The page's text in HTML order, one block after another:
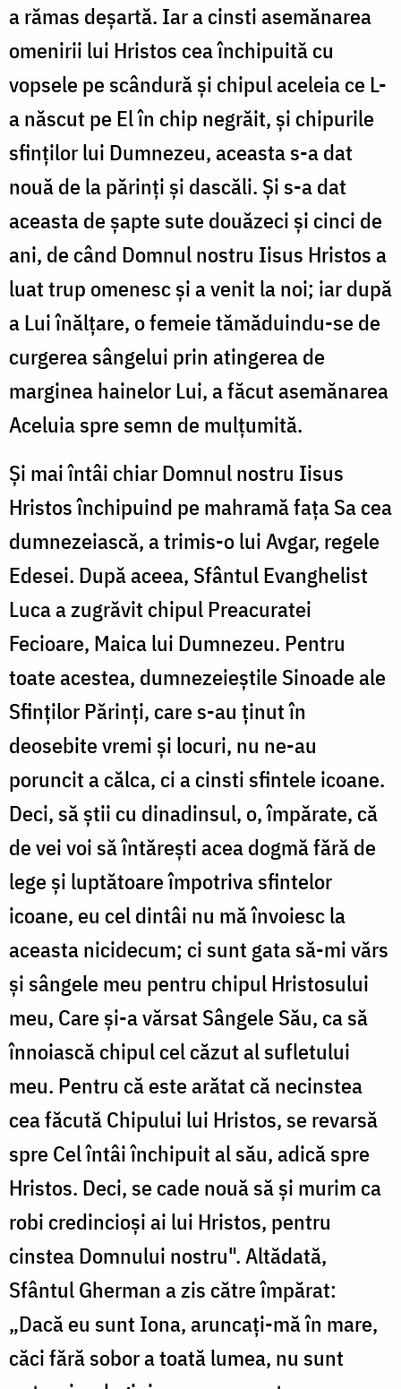
a rămas deșartă. Iar a cinsti asemănarea
omenirii lui Hristos cea închipuită cu
vopsele pe scândură și chipul aceleia ce L-
a născut pe El în chip negrăit, și chipurile
sfinților lui Dumnezeu, aceasta s-a dat
nouă de la părinți și dascăli. Și s-a dat
aceasta de șapte sute douăzeci și cinci de
ani, de când Domnul nostru Iisus Hristos a
luat trup omenesc și a venit la noi; iar după
a Lui înălțare, o femeie tămăduindu-se de
curgerea sângelui prin atingerea de
marginea hainelor Lui, a făcut asemănarea
Aceluia spre semn de mulțumită.
Și mai întâi chiar Domnul nostru Iisus
Hristos închipuind pe mahramă fața Sa cea
dumnezeiască, a trimis-o lui Avgar, regele
Edesei. După aceea, Sfântul Evanghelist
Luca a zugrăvit chipul Preacuratei
Fecioare, Maica lui Dumnezeu. Pentru
toate acestea, dumnezeieștile Sinoade ale
Sfinților Părinți, care s-au ținut în
deosebite vremi și locuri, nu ne-au
poruncit a călca, ci a cinsti sfintele icoane.
Deci, să știi cu dinadinsul, o, împărate, că
de vei voi să întărești acea dogmă fără de
lege și luptătoare împotriva sfintelor
icoane, eu cel dintâi nu mă învoiesc la
aceasta nicidecum; ci sunt gata să-mi vărs
și sângele meu pentru chipul Hristosului
meu, Care și-a vărsat Sângele Său, ca să
înnoiască chipul cel căzut al sufletului
meu. Pentru că este arătat că necinstea
cea făcută Chipului lui Hristos, se revarsă
spre Cel întâi închipuit al său, adică spre
Hristos. Deci, se cade nouă să și murim ca
robi credincioși ai lui Hristos, pentru
cinstea Domnului nostru". Altădată,
Sfântul Gherman a zis către împărat:
„Dacă eu sunt Iona, aruncați-mă în mare,
căci fără sobor a toată lumea, nu sunt